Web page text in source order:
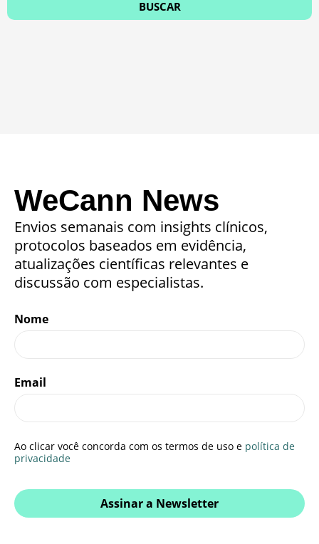
WeCann News
Envios semanais com insights clínicos,
protocolos baseados em evidência,
atualizações científicas relevantes e
discussão com especialistas.
Nome
Email
Ao clicar você concorda com os termos de uso e política de
privacidade
Assinar a Newsletter